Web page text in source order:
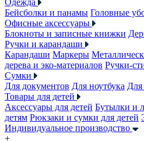
Одежда
Бейсболки и панамы Головные
Офисные аксессуары
Блокноты и записные книжки
Ручки и карандаши
Карандаши Маркеры
дерева и эко-материалов Ручки-
Сумки
Для документов Для ноутбука Для
Товары для детей
Аксессуары для детей Бутылки и
детям Рюкзаки и сумки для детей
Индивидуальное производство
+